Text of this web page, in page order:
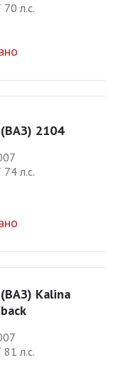
л.с.
(ВАЗ) 2104
л.с.
(ВАЗ) Kalina
л.с.